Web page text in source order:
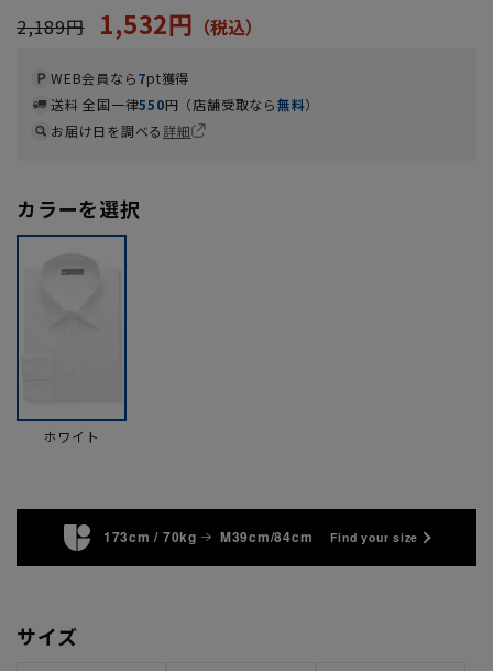
2,189円 1,532円
WEB会員なら7pt獲得
送料 全国一律550円（店舗受取なら無料）
お届け日を調べる詳細
カラーを選択
ホワイト
173cm / 70kg M39cm/84cm Find your size
サイズ